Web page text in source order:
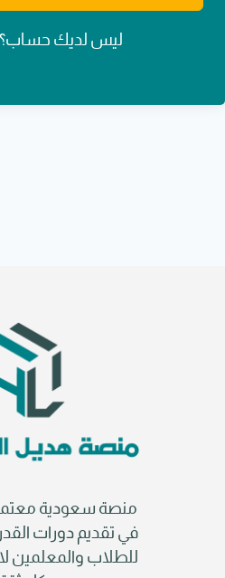
ليس لديك حساب؟
منصة سعودية
في تقديم دورات
للطلاب والمعلمين